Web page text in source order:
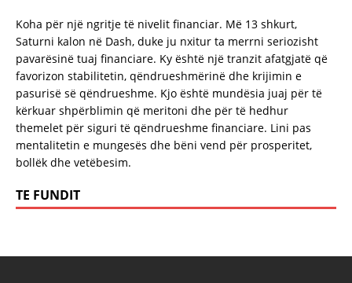
Koha për një ngritje të nivelit financiar. Më 13 shkurt,
Saturni kalon në Dash, duke ju nxitur ta merrni seriozisht
pavarësinë tuaj financiare. Ky është një tranzit afatgjatë që
favorizon stabilitetin, qëndrueshmërinë dhe krijimin e
pasurisë së qëndrueshme. Kjo është mundësia juaj për të
kërkuar shpërblimin që meritoni dhe për të hedhur
themelet për siguri të qëndrueshme financiare. Lini pas
mentalitetin e mungesës dhe bëni vend për prosperitet,
bollëk dhe vetëbesim.
TE FUNDIT